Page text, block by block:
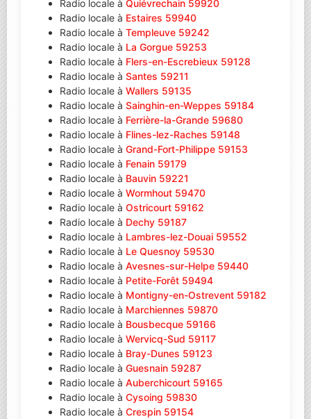
Radio locale à Quiévrechain 59920
Radio locale à Estaires 59940
Radio locale à Templeuve 59242
Radio locale à La Gorgue 59253
Radio locale à Flers-en-Escrebieux 59128
Radio locale à Santes 59211
Radio locale à Wallers 59135
Radio locale à Sainghin-en-Weppes 59184
Radio locale à Ferrière-la-Grande 59680
Radio locale à Flines-lez-Raches 59148
Radio locale à Grand-Fort-Philippe 59153
Radio locale à Fenain 59179
Radio locale à Bauvin 59221
Radio locale à Wormhout 59470
Radio locale à Ostricourt 59162
Radio locale à Dechy 59187
Radio locale à Lambres-lez-Douai 59552
Radio locale à Le Quesnoy 59530
Radio locale à Avesnes-sur-Helpe 59440
Radio locale à Petite-Forêt 59494
Radio locale à Montigny-en-Ostrevent 59182
Radio locale à Marchiennes 59870
Radio locale à Bousbecque 59166
Radio locale à Wervicq-Sud 59117
Radio locale à Bray-Dunes 59123
Radio locale à Guesnain 59287
Radio locale à Auberchicourt 59165
Radio locale à Cysoing 59830
Radio locale à Crespin 59154